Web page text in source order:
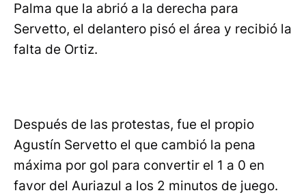
Palma que la abrió a la derecha para
Servetto, el delantero pisó el área y recibió la
falta de Ortiz.
Después de las protestas, fue el propio
Agustín Servetto el que cambió la pena
máxima por gol para convertir el 1 a 0 en
favor del Auriazul a los 2 minutos de juego.